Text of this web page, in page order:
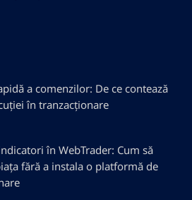
a comenzilor: De ce contează
în tranzacționare
în WebTrader: Cum să
fără a instala o platformă de